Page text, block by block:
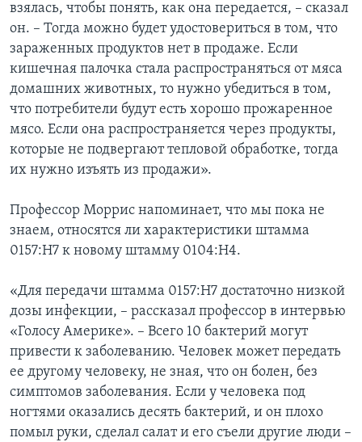
взялась, чтобы понять, как она передается, – сказал
он. – Тогда можно будет удостовериться в том, что
зараженных продуктов нет в продаже. Если
кишечная палочка стала распространяться от мяса
домашних животных, то нужно убедиться в том,
что потребители будут есть хорошо прожаренное
мясо. Если она распространяется через продукты,
которые не подвергают тепловой обработке, тогда
их нужно изъять из продажи».
Профессор Моррис напоминает, что мы пока не
знаем, относятся ли характеристики штамма
0157:H7 к новому штамму 0104:H4.
«Для передачи штамма 0157:H7 достаточно низкой
дозы инфекции, – рассказал профессор в интервью
«Голосу Америке». – Всего 10 бактерий могут
привести к заболеванию. Человек может передать
ее другому человеку, не зная, что он болен, без
симптомов заболевания. Если у человека под
ногтями оказались десять бактерий, и он плохо
помыл руки, сделал салат и его съели другие люди –